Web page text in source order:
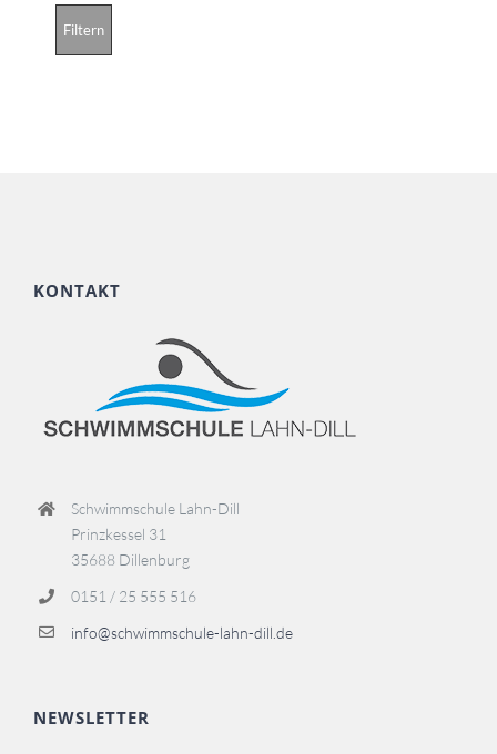
KONTAKT
Schwimmschule Lahn-Dill
Prinzkessel 31
35688 Dillenburg
0151 / 25 555 516
info@schwimmschule-lahn-dill.de
NEWSLETTER